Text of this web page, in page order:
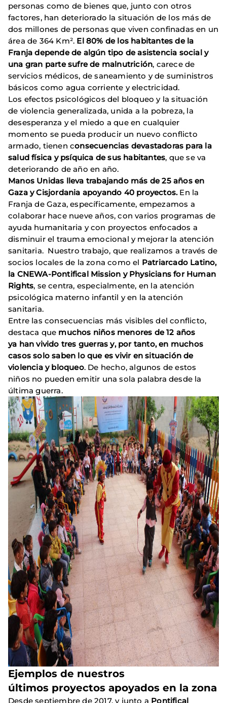
personas como de bienes que, junto con otros
factores, han deteriorado la situación de los más de
dos millones de personas que viven confinadas en un
área de 364 Km². El 80% de los habitantes de la
Franja depende de algún tipo de asistencia social y
una gran parte sufre de malnutrición, carece de
servicios médicos, de saneamiento y de suministros
básicos como agua corriente y electricidad.
Los efectos psicológicos del bloqueo y la situación
de violencia generalizada, unida a la pobreza, la
desesperanza y el miedo a que en cualquier
momento se pueda producir un nuevo conflicto
armado, tienen consecuencias devastadoras para la
salud física y psíquica de sus habitantes, que se va
deteriorando de año en año.
Manos Unidas lleva trabajando más de 25 años en
Gaza y Cisjordania apoyando 40 proyectos. En la
Franja de Gaza, específicamente, empezamos a
colaborar hace nueve años, con varios programas de
ayuda humanitaria y con proyectos enfocados a
disminuir el trauma emocional y mejorar la atención
sanitaria. Nuestro trabajo, que realizamos a través de
socios locales de la zona como el Patriarcado Latino,
la CNEWA-Pontifical Mission y Physicians for Human
Rights, se centra, especialmente, en la atención
psicológica materno infantil y en la atención
sanitaria.
Entre las consecuencias más visibles del conflicto,
destaca que muchos niños menores de 12 años
ya han vivido tres guerras y, por tanto, en muchos
casos solo saben lo que es vivir en situación de
violencia y bloqueo. De hecho, algunos de estos
niños no pueden emitir una sola palabra desde la
última guerra.
Ejemplos de nuestros
últimos proyectos apoyados en la zona
Desde septiembre de 2017, y junto a Pontifical